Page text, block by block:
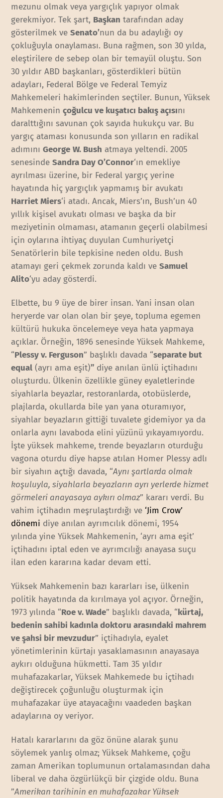
mezunu olmak veya yargıçlık yapıyor olmak
gerekmiyor. Tek şart, Başkan tarafından aday
gösterilmek veSenato’nun da bu adaylığı oy
çokluğuyla onaylaması. Buna rağmen, son 30 yılda,
eleştirilere de sebep olan bir temayül oluştu. Son
30 yıldır ABD başkanları, gösterdikleri bütün
adayları, Federal Bölge ve Federal Temyiz
Mahkemeleri hakimlerinden seçtiler. Bunun, Yüksek
Mahkemeninçoğulcu ve kuşatıcı bakış açısını
daralttığını savunan çok sayıda hukukçu var. Bu
yargıç ataması konusunda son yılların en radikal
adımınıGeorge W. Bush atmaya yeltendi. 2005
senesindeSandra Day O’Connor‘ın emekliye
ayrılması üzerine, bir Federal yargıç yerine
hayatında hiç yargıçlık yapmamış bir avukatı
Harriet Miers‘i atadı. Ancak, Miers’ın, Bush’un 40
yıllık kişisel avukatı olması ve başka da bir
meziyetinin olmaması, atamanın geçerli olabilmesi
için oylarına ihtiyaç duyulan Cumhuriyetçi
Senatörlerin bile tepkisine neden oldu. Bush
atamayı geri çekmek zorunda kaldı veSamuel
Alito‘yu aday gösterdi.
Elbette, bu 9 üye de birer insan. Yani insan olan
heryerde var olan olan bir şeye, topluma egemen
kültürü hukuka öncelemeye veya hata yapmaya
açıklar. Örneğin, 1896 senesinde Yüksek Mahkeme,
“Plessy v. Ferguson” başlıklı davada “separate but
equal (ayrı ama eşit)” diye anılan ünlü içtihadını
oluşturdu. Ülkenin özellikle güney eyaletlerinde
siyahlarla beyazlar, restoranlarda, otobüslerde,
plajlarda, okullarda bile yan yana oturamıyor,
siyahlar beyazların gittiği tuvalete gidemiyor ya da
onlarla aynı lavaboda elini yüzünü yıkayamıyordu.
İşte yüksek mahkeme, trende beyazların oturduğu
vagona oturdu diye hapse atılan Homer Plessy adlı
bir siyahın açtığı davada, “Aynı şartlarda olmak
koşuluyla, siyahlarla beyazların ayrı yerlerde hizmet
görmeleri anayasaya aykırı olmaz” kararı verdi. Bu
vahim içtihadın meşrulaştırdığı ve‘Jim Crow’
dönemi diye anılan ayrımcılık dönemi, 1954
yılında yine Yüksek Mahkemenin, ‘ayrı ama eşit’
içtihadını iptal eden ve ayrımcılığı anayasa suçu
ilan eden kararına kadar devam etti.
Yüksek Mahkemenin bazı kararları ise, ülkenin
politik hayatında da kırılmaya yol açıyor. Örneğin,
1973 yılında “Roe v. Wade” başlıklı davada, “kürtaj,
bedenin sahibi kadınla doktoru arasındaki mahrem
ve şahsi bir mevzudur” içtihadıyla, eyalet
yönetimlerinin kürtajı yasaklamasının anayasaya
aykırı olduğuna hükmetti. Tam 35 yıldır
muhafazakarlar, Yüksek Mahkemede bu içtihadı
değiştirecek çoğunluğu oluşturmak için
muhafazakar üye atayacağını vaadeden başkan
adaylarına oy veriyor.
Hatalı kararlarını da göz önüne alarak şunu
söylemek yanlış olmaz; Yüksek Mahkeme, çoğu
zaman Amerikan toplumunun ortalamasından daha
liberal ve daha özgürlükçü bir çizgide oldu. Buna
”Amerikan tarihinin en muhafazakar Yüksek